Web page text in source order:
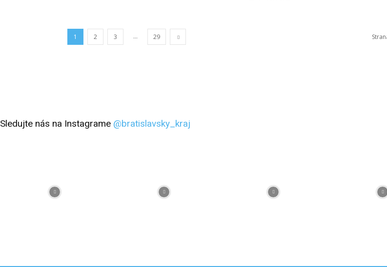
1 2 3 ... 29
Sledujte nás na Instagrame @bratislavsky_kraj